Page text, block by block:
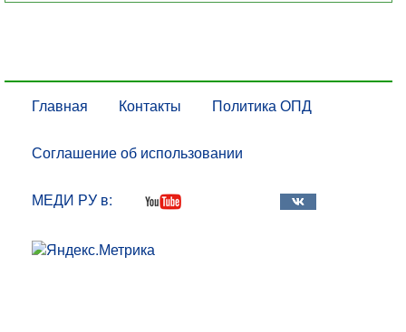
Главная Контакты Политика ОПД
Соглашение об использовании
МЕДИ РУ в: